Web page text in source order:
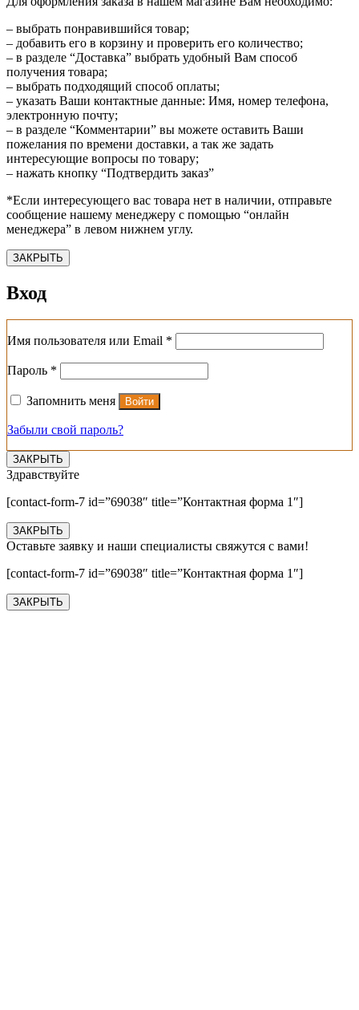
– выбрать понравившийся товар;
– добавить его в корзину и проверить его количество;
– в разделе “Доставка” выбрать удобный Вам способ
получения товара;
– выбрать подходящий способ оплаты;
– указать Ваши контактные данные: Имя, номер телефона,
электронную почту;
– в разделе “Комментарии” вы можете оставить Ваши
пожелания по времени доставки, а так же задать
интересующие вопросы по товару;
– нажать кнопку “Подтвердить заказ”
*Если интересующего вас товара нет в наличии, отправьте
сообщение нашему менеджеру с помощью “онлайн
менеджера” в левом нижнем углу.
ЗАКРЫТЬ
Вход
Имя пользователя или Email *
Пароль *
Запомнить меня Войти
Забыли свой пароль?
ЗАКРЫТЬ
Здравствуйте
[contact-form-7 id=”69038″ title=”Контактная форма 1″]
ЗАКРЫТЬ
Оставьте заявку и наши специалисты свяжутся с вами!
[contact-form-7 id=”69038″ title=”Контактная форма 1″]
ЗАКРЫТЬ